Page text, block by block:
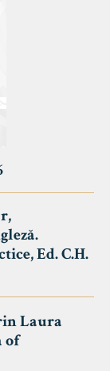
Ed. C.H.
Laura
of